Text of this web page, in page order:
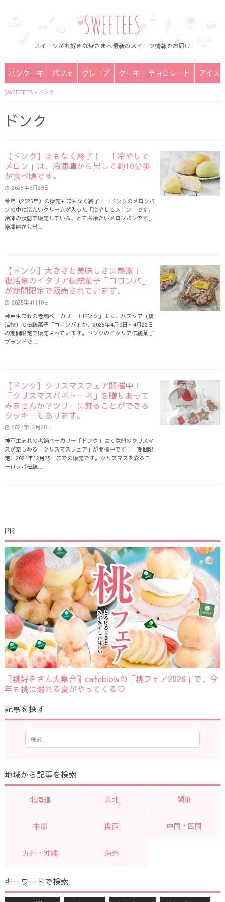
SWEETEES
スイーツがお好きな皆さまへ最新のスイーツ情報をお届け
パンケーキ パフェ クレープ ケーキ チョコレート アイス
SWEETEES> ドンク
ドンク
【ドンク】まもなく終了！ 「冷やして
メロン」は、冷凍庫から出して約10分後
が食べ頃です。
2025年8月29日
今年（2025年）の販売もまもなく終了！ ドンクのメロンパ
ンの中に冷たいクリームが入った「冷やしてメロン」です。
冷凍の状態で販売している、とても冷たいメロンパンです。
冷凍庫から出…
【ドンク】大きさと美味しさに感激！
復活祭のイタリア伝統菓子「コロンバ」
が期間限定で販売されています。
2025年4月16日
神戸生まれの老舗ベーカリー「ドンク」より、パスクア（復
活祭）の伝統菓子「コロンバ」が、2025年4月9日～4月22日
の期間限定で販売されています。ドンクのイタリア伝統菓子
ブランドで…
【ドンク】クリスマスフェア開催中！
「クリスマスパネトーネ」を贈りあって
みませんか？ツリーに飾ることができる
クッキーもあります。
2024年12月20日
神戸生まれの老舗ベーカリー「ドンク」にて欧州のクリスマ
スが楽しめる「クリスマスフェア」が開催中です！ 期間限
定、2024年12月25日までの販売です。クリスマスを彩るヨ
ーロッパ伝統…
PR
〖桃好きさん大集合〗cafeblowの「桃フェア2026」で、今
年も桃に溺れる夏がやってくる♡
記事を探す
地域から記事を検索
北海道 東北 関東
中部 関西 中国・四国
九州・沖縄 海外
キーワードで検索